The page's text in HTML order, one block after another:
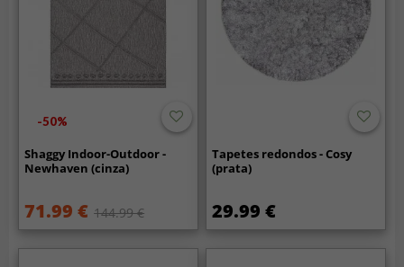
-50%
Shaggy Indoor-Outdoor -
Newhaven (cinza)
71.99 € 144.99 €
Tapetes redondos - Cosy
(prata)
29.99 €